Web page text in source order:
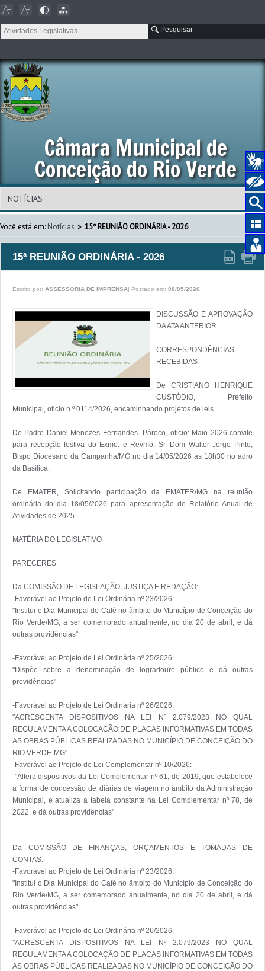
Pesquisar
Câmara Municipal de
Conceição do Rio Verde
Você está em: Notícias » 15ª REUNIÃO ORDINÁRIA - 2026
15ª REUNIÃO ORDINÁRIA - 2026
Escrito por: ASSESSORIA DE IMPRENSA| Postado em: 08/05/2026
DISCUSSÃO E APROVAÇÃO
DA ATA ANTERIOR
CORRESPONDÊNCIAS
RECEBIDAS
De CRISTIANO HENRIQUE
CUSTÓDIO, Prefeito
Municipal, oficio n º 0114/2026, encaminhando projetos de leis.
De Padre Daniel Menezes Fernandes- Pároco, oficio: Maio 2026 convite
para recepção festiva do Exmo. e Revmo. Sr. Dom Walter Jorge Pinto,
Bispo Diocesano da Campanha/MG no dia 14/05/2026 às 18h30 no adro
da Basílica.
De EMATER, Solicitando participação da EMATER/MG na reunião
ordinária do dia 18/05/2026 para apresentação de Relatório Anual de
Atividades de 2025.
MATÉRIA DO LEGISLATIVO
PARECERES
Da COMISSÃO DE LEGISLAÇÃO, JUSTIÇA E REDAÇÃO:
-Favorável ao Projeto de Lei Ordinária nº 23/2026:
"Institui o Dia Municipal do Café no âmbito do Município de Conceição do
Rio Verde/MG, a ser comemorado anualmente, no dia 20 de abril, e dá
outras providências"
-Favorável ao Projeto de Lei Ordinária nº 25/2026:
"Dispõe sobre a denominação de logradouro público e dá outras
providências"
-Favorável ao Projeto de Lei Ordinária nº 26/2026:
"ACRESCENTA DISPOSITIVOS NA LEI Nº 2.079/2023 NO QUAL
REGULAMENTA A COLOCAÇÃO DE PLACAS INFORMATIVAS EM TODAS
AS OBRAS PÚBLICAS REALIZADAS NO MUNICÍPIO DE CONCEIÇÃO DO
RIO VERDE-MG".
-Favorável ao Projeto de Lei Complementar nº 10/2026:
a forma de concessão de diárias de viagem no âmbito da Administração
Municipal, e atualiza a tabela constante na Lei Complementar nº 78, de
2022, e dá outras providências"
Da COMISSÃO DE FINANÇAS, ORÇAMENTOS E TOMADAS DE
CONTAS:
-Favorável ao Projeto de Lei Ordinária nº 23/2026:
"Institui o Dia Municipal do Café no âmbito do Município de Conceição do
Rio Verde/MG, a ser comemorado anualmente, no dia 20 de abril, e dá
outras providências"
-Favorável ao Projeto de Lei Ordinária nº 26/2026:
"ACRESCENTA DISPOSITIVOS NA LEI Nº 2.079/2023 NO QUAL
REGULAMENTA A COLOCAÇÃO DE PLACAS INFORMATIVAS EM TODAS
AS OBRAS PÚBLICAS REALIZADAS NO MUNICÍPIO DE CONCEIÇÃO DO